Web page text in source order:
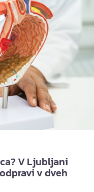
V Ljubljani
v dveh